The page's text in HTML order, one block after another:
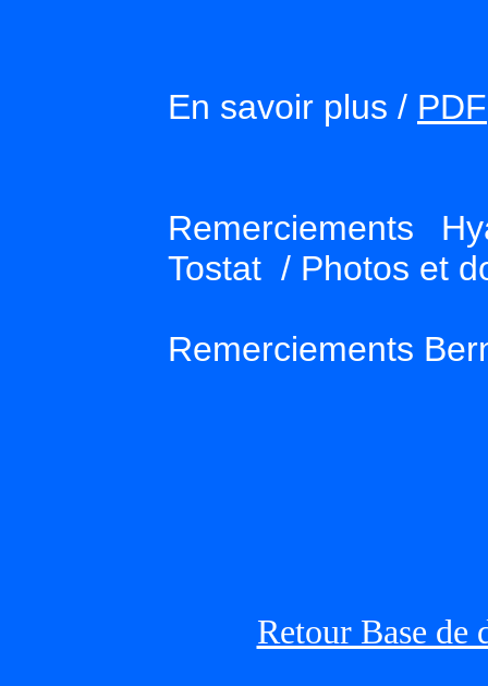
En savoir plus / PDF
Remerciements
Tostat / Photos et
Remerciements
Retour Base de